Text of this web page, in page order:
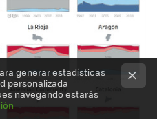
generar estadísticas
personalizada
navegando estarás